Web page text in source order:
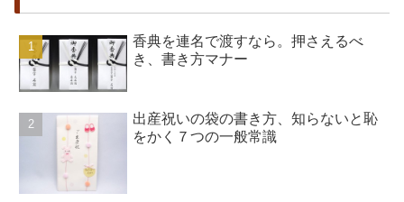
香典を連名で渡すなら。押さえるべ
き、書き方マナー
出産祝いの袋の書き方、知らないと恥
をかく７つの一般常識